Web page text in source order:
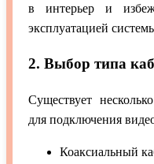
в интерьер и
эксплуатацией
2. Выбор типа
Существует
для подключения
Коаксиальный